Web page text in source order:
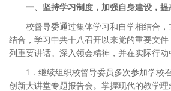
一、坚持学习制度，加强自身建设，
校督导委通过集体学习和自学相结合
结合，学习中共十八召开以来党的重要文
列重要讲话。深入领会精神，并在实际行动
1．继续组织校督导委员多次参加学校
创新大讲堂专题报告会。掌握现代的教学